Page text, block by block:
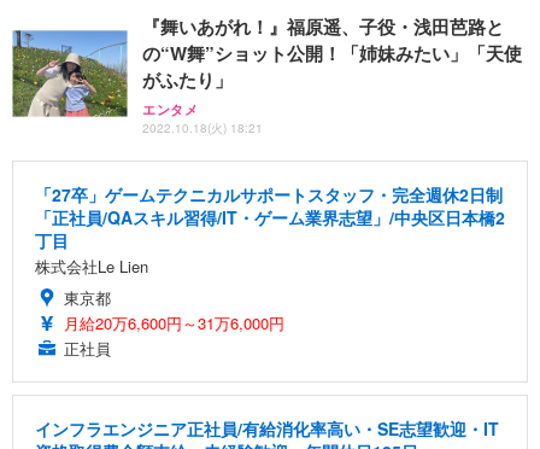
『舞いあがれ！』福原遥、子役・浅田芭路と
の“W舞”ショット公開！「姉妹みたい」「天使
がふたり」
エンタメ
2022.10.18(火) 18:21
「27卒」ゲームテクニカルサポートスタッフ・完全週休2日制
「正社員/QAスキル習得/IT・ゲーム業界志望」/中央区日本橋2
丁目
株式会社Le Lien
東京都
月給20万6,600円～31万6,000円
正社員
インフラエンジニア正社員/有給消化率高い・SE志望歓迎・IT